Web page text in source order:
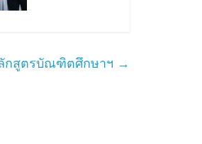
กสูตรบัณฑิตศึกษาฯ →